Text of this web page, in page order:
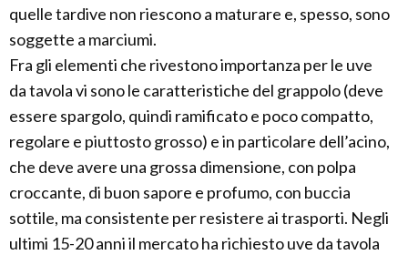
quelle tardive non riescono a maturare e, spesso, sono
soggette a marciumi.
Fra gli elementi che rivestono importanza per le uve
da tavola vi sono le caratteristiche del grappolo (deve
essere spargolo, quindi ramificato e poco compatto,
regolare e piuttosto grosso) e in particolare dell’acino,
che deve avere una grossa dimensione, con polpa
croccante, di buon sapore e profumo, con buccia
sottile, ma consistente per resistere ai trasporti. Negli
ultimi 15-20 anni il mercato ha richiesto uve da tavola